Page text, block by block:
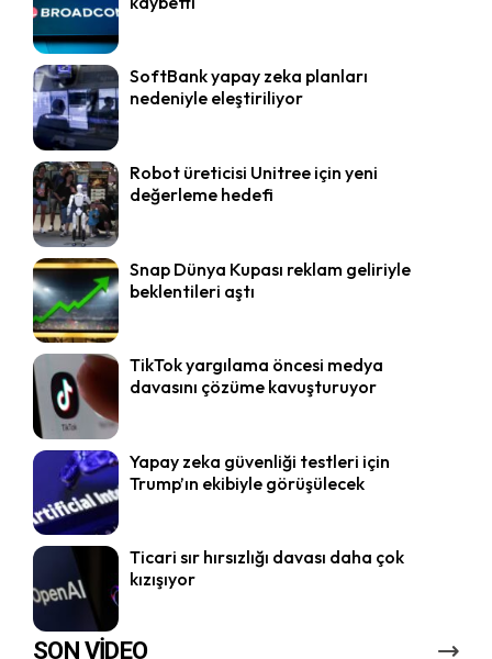
SoftBank yapay zeka planları
nedeniyle eleştiriliyor
Robot üreticisi Unitree için yeni
değerleme hedefi
Snap Dünya Kupası reklam geliriyle
beklentileri aştı
TikTok yargılama öncesi medya
davasını çözüme kavuşturuyor
Yapay zeka güvenliği testleri için
Trump’ın ekibiyle görüşülecek
Ticari sır hırsızlığı davası daha çok
kızışıyor
SON VİDEO